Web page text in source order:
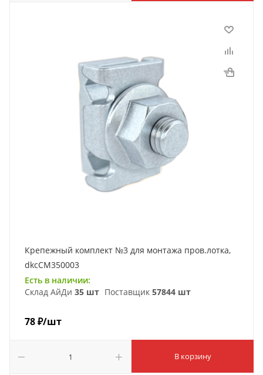
Крепежный комплект №3 для монтажа пров.лотка,
dkcCM350003
Есть в наличии:
Склад АйДи 35 шт Поставщик 57844 шт
78₽/шт
В корзину